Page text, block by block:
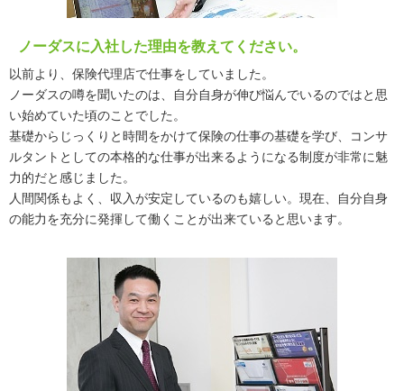
ノーダスに入社した理由を教えてください。
以前より、保険代理店で仕事をしていました。
ノーダスの噂を聞いたのは、自分自身が伸び悩んでいるのではと思
い始めていた頃のことでした。
基礎からじっくりと時間をかけて保険の仕事の基礎を学び、コンサ
ルタントとしての本格的な仕事が出来るようになる制度が非常に魅
力的だと感じました。
人間関係もよく、収入が安定しているのも嬉しい。現在、自分自身
の能力を充分に発揮して働くことが出来ていると思います。